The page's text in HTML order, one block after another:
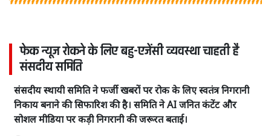
फेक न्यूज रोकने के लिए बहु-एजेंसी व्यवस्था चाहती है
संसदीय समिति
संसदीय स्थायी समिति ने फर्जी खबरों पर रोक के लिए स्वतंत्र निगरानी
निकाय बनाने की सिफारिश की है। समिति ने AI जनित कंटेंट और
सोशल मीडिया पर कड़ी निगरानी की जरूरत बताई।